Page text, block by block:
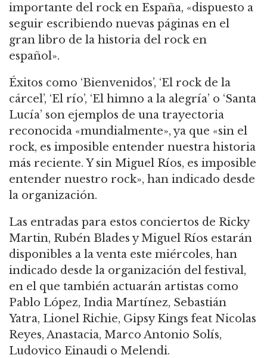
importante del rock en España, «dispuesto a
seguir escribiendo nuevas páginas en el
gran libro de la historia del rock en
español».
Éxitos como ‘Bienvenidos’, ‘El rock de la
cárcel’, ‘El río’, ‘El himno a la alegría’ o ‘Santa
Lucía’ son ejemplos de una trayectoria
reconocida «mundialmente», ya que «sin el
rock, es imposible entender nuestra historia
más reciente. Y sin Miguel Ríos, es imposible
entender nuestro rock», han indicado desde
la organización.
Las entradas para estos conciertos de Ricky
Martin, Rubén Blades y Miguel Ríos estarán
disponibles a la venta este miércoles, han
indicado desde la organización del festival,
en el que también actuarán artistas como
Pablo López, India Martínez, Sebastián
Yatra, Lionel Richie, Gipsy Kings feat Nicolas
Reyes, Anastacia, Marco Antonio Solís,
Ludovico Einaudi o Melendi.